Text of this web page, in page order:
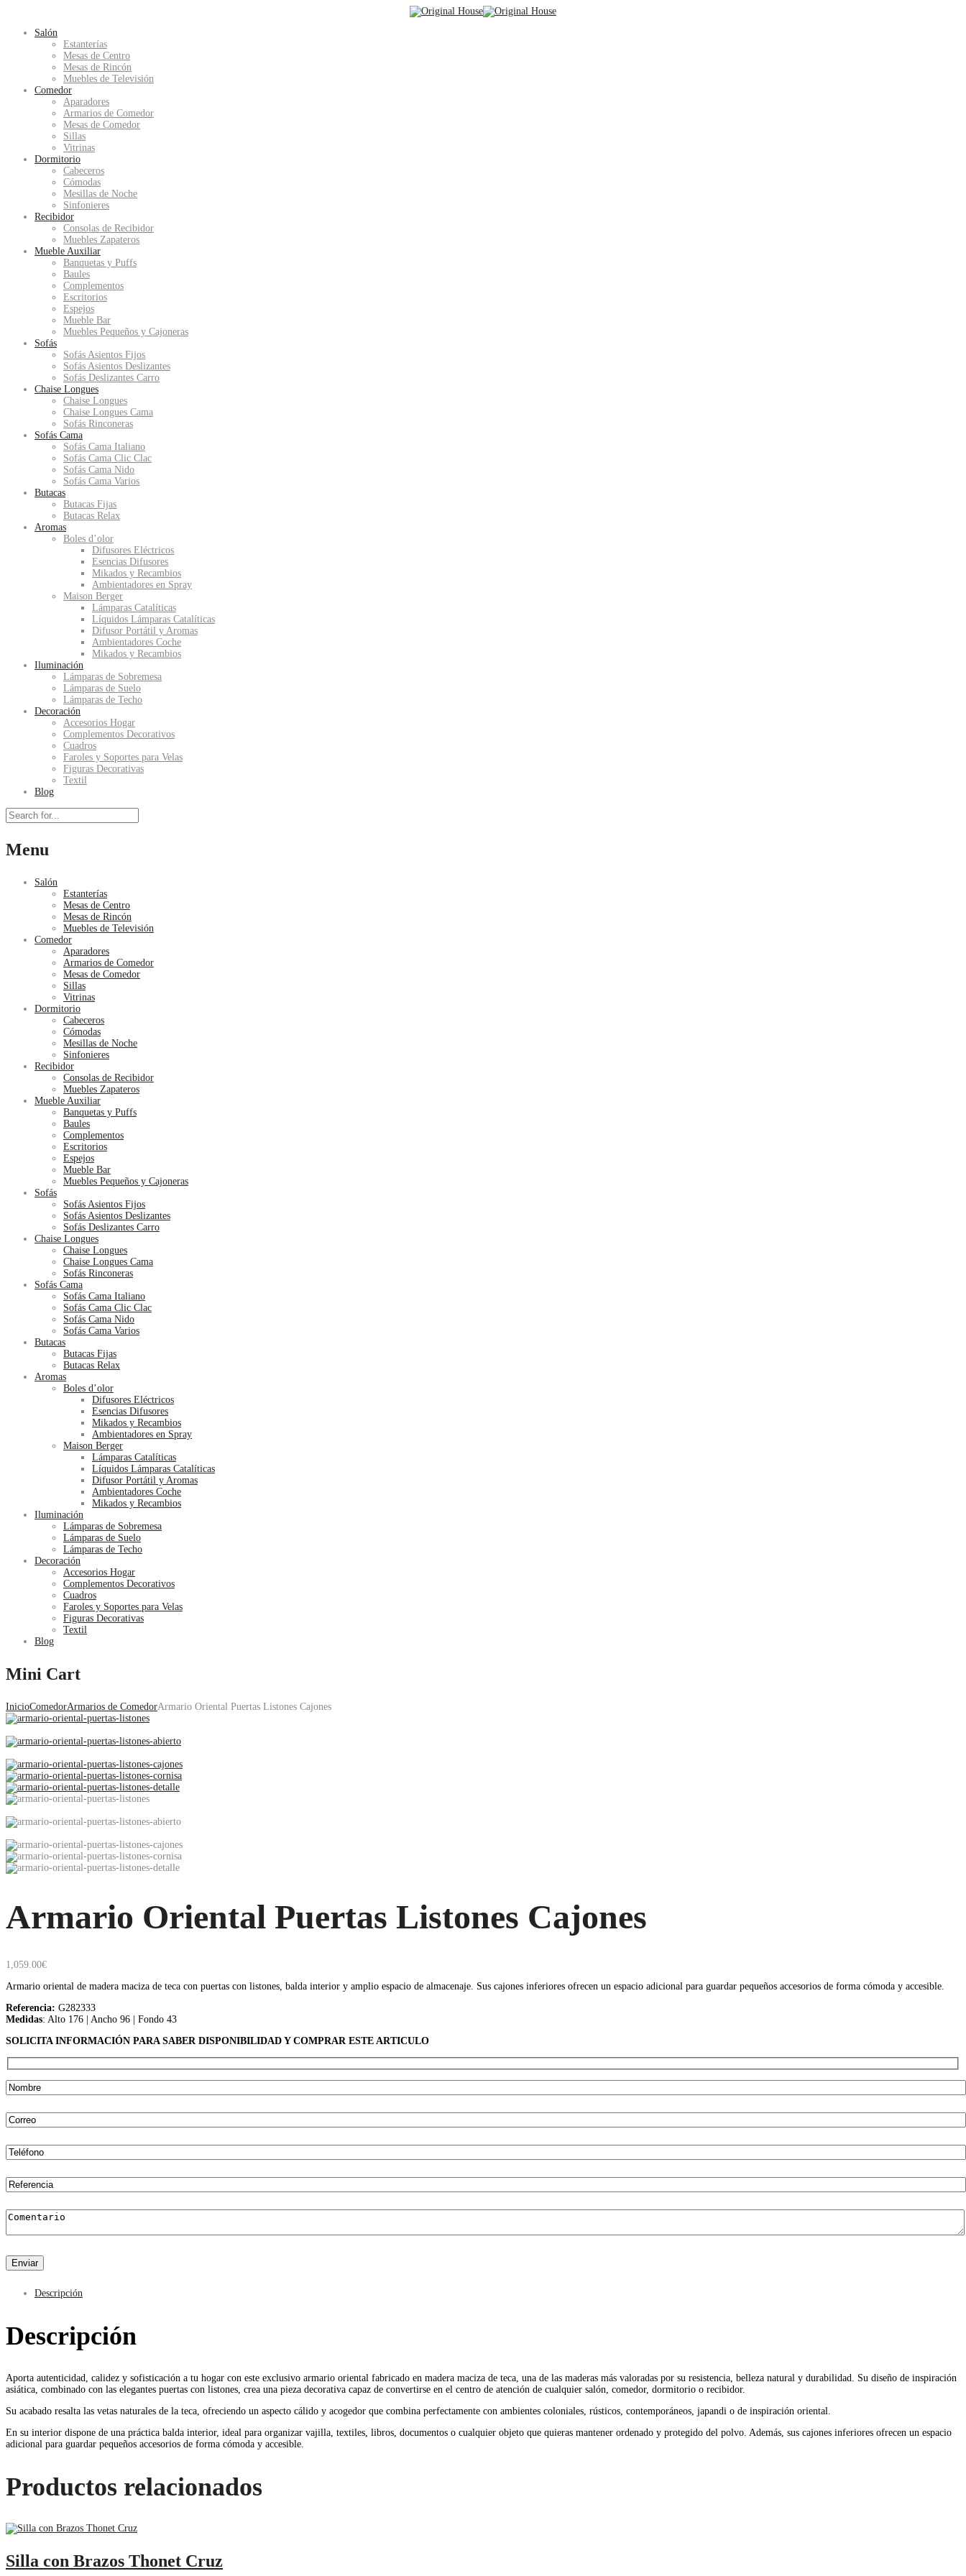
Salón
Estanterías
Mesas de Centro
Mesas de Rincón
Muebles de Televisión
Comedor
Aparadores
Armarios de Comedor
Mesas de Comedor
Sillas
Vitrinas
Dormitorio
Cabeceros
Cómodas
Mesillas de Noche
Sinfonieres
Recibidor
Consolas de Recibidor
Muebles Zapateros
Mueble Auxiliar
Banquetas y Puffs
Baules
Complementos
Escritorios
Espejos
Mueble Bar
Muebles Pequeños y Cajoneras
Sofás
Sofás Asientos Fijos
Sofás Asientos Deslizantes
Sofás Deslizantes Carro
Chaise Longues
Chaise Longues
Chaise Longues Cama
Sofás Rinconeras
Sofás Cama
Sofás Cama Italiano
Sofás Cama Clic Clac
Sofás Cama Nido
Sofás Cama Varios
Butacas
Butacas Fijas
Butacas Relax
Aromas
Boles d’olor
Difusores Eléctricos
Esencias Difusores
Mikados y Recambios
Ambientadores en Spray
Maison Berger
Lámparas Catalíticas
Líquidos Lámparas Catalíticas
Difusor Portátil y Aromas
Ambientadores Coche
Mikados y Recambios
Iluminación
Lámparas de Sobremesa
Lámparas de Suelo
Lámparas de Techo
Decoración
Accesorios Hogar
Complementos Decorativos
Cuadros
Faroles y Soportes para Velas
Figuras Decorativas
Textil
Blog
Menu
Salón
Estanterías
Mesas de Centro
Mesas de Rincón
Muebles de Televisión
Comedor
Aparadores
Armarios de Comedor
Mesas de Comedor
Sillas
Vitrinas
Dormitorio
Cabeceros
Cómodas
Mesillas de Noche
Sinfonieres
Recibidor
Consolas de Recibidor
Muebles Zapateros
Mueble Auxiliar
Banquetas y Puffs
Baules
Complementos
Escritorios
Espejos
Mueble Bar
Muebles Pequeños y Cajoneras
Sofás
Sofás Asientos Fijos
Sofás Asientos Deslizantes
Sofás Deslizantes Carro
Chaise Longues
Chaise Longues
Chaise Longues Cama
Sofás Rinconeras
Sofás Cama
Sofás Cama Italiano
Sofás Cama Clic Clac
Sofás Cama Nido
Sofás Cama Varios
Butacas
Butacas Fijas
Butacas Relax
Aromas
Boles d’olor
Difusores Eléctricos
Esencias Difusores
Mikados y Recambios
Ambientadores en Spray
Maison Berger
Lámparas Catalíticas
Líquidos Lámparas Catalíticas
Difusor Portátil y Aromas
Ambientadores Coche
Mikados y Recambios
Iluminación
Lámparas de Sobremesa
Lámparas de Suelo
Lámparas de Techo
Decoración
Accesorios Hogar
Complementos Decorativos
Cuadros
Faroles y Soportes para Velas
Figuras Decorativas
Textil
Blog
Mini Cart
InicioComedorArmarios de ComedorArmario Oriental Puertas Listones Cajones
Armario Oriental Puertas Listones Cajones
1,059.00€
Armario oriental de madera maciza de teca con puertas con listones, balda interior y amplio espacio de almacenaje. Sus cajones inferiores ofrecen un espacio adicional para guardar pequeños accesorios de forma cómoda y accesible.
Referencia: G282333
Medidas: Alto 176 | Ancho 96 | Fondo 43
SOLICITA INFORMACIÓN PARA SABER DISPONIBILIDAD Y COMPRAR ESTE ARTICULO
Descripción
Descripción
Aporta autenticidad, calidez y sofisticación a tu hogar con este exclusivo armario oriental fabricado en madera maciza de teca, una de las maderas más valoradas por su resistencia, belleza natural y durabilidad. Su diseño de inspiración
asiática, combinado con las elegantes puertas con listones, crea una pieza decorativa capaz de convertirse en el centro de atención de cualquier salón, comedor, dormitorio o recibidor.
Su acabado resalta las vetas naturales de la teca, ofreciendo un aspecto cálido y acogedor que combina perfectamente con ambientes coloniales, rústicos, contemporáneos, japandi o de inspiración oriental.
En su interior dispone de una práctica balda interior, ideal para organizar vajilla, textiles, libros, documentos o cualquier objeto que quieras mantener ordenado y protegido del polvo. Además, sus cajones inferiores ofrecen un espacio
adicional para guardar pequeños accesorios de forma cómoda y accesible.
Productos relacionados
Silla con Brazos Thonet Cruz